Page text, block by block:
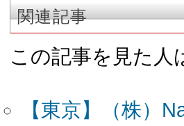
関連記事
この記事を見た人
【東京】（株）